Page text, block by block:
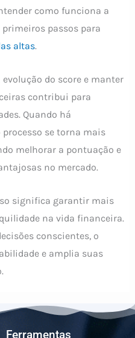
como funciona a
passos para
altas.
do score e manter
contribui para
Quando há
se torna mais
melhorar a pontuação e
no mercado.
significa garantir mais
na vida financeira.
conscientes, o
e amplia suas
Ferramentas